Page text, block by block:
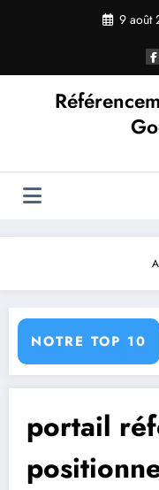
9 août
NOTRE TOP 10
guide de voyage pour
portail